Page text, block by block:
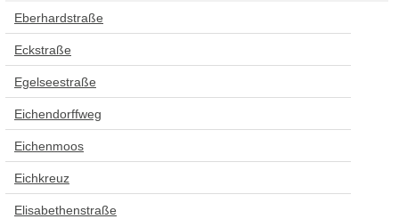
Eberhardstraße
Eckstraße
Egelseestraße
Eichendorffweg
Eichenmoos
Eichkreuz
Elisabethenstraße